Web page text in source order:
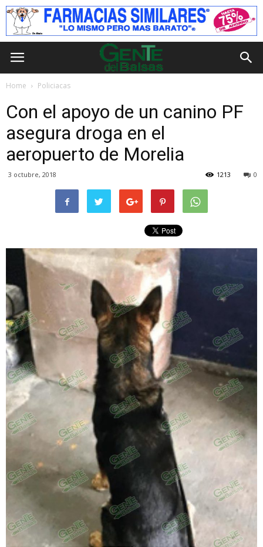
Home Policiacas
Con el apoyo de un canino PF
asegura droga en el
aeropuerto de Morelia
3 octubre, 2018 0
1213